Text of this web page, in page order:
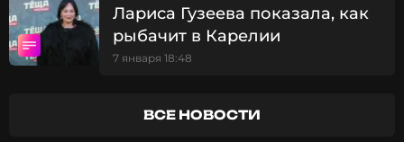
Instagram Ларисы Гузеевой (запрещенная в России
соцсеть; принадлежит компании Meta, признанной
Лариса Гузеева показала, как
рыбачит в Карелии
7 января 18:48
ВСЕ НОВОСТИ